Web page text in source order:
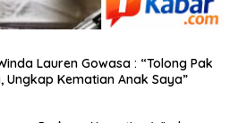
Lauren Gowasa : “Tolong Pak
Ungkap Kematian Anak Saya”